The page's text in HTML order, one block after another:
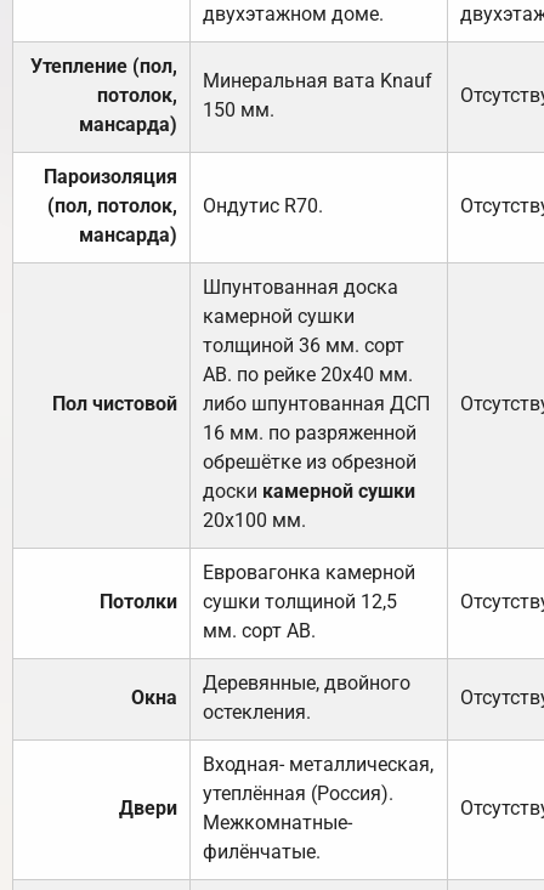
двухэтажном доме.
Утепление (пол,
потолок,
мансарда)
Минеральная вата Knauf
150 мм.
Пароизоляция
(пол, потолок,
мансарда)
Ондутис R70.
Пол чистовой
Шпунтованная доска
камерной сушки
толщиной 36 мм. сорт
АВ. по рейке 20х40 мм.
либо шпунтованная ДСП
16 мм. по разряженной
обрешётке из обрезной
доски камерной сушки
20х100 мм.
Потолки
Евровагонка камерной
сушки толщиной 12,5
мм. сорт АВ.
Окна
Деревянные, двойного
остекления.
Двери
Входная- металлическая,
утеплённая (Россия).
Межкомнатные-
филёнчатые.